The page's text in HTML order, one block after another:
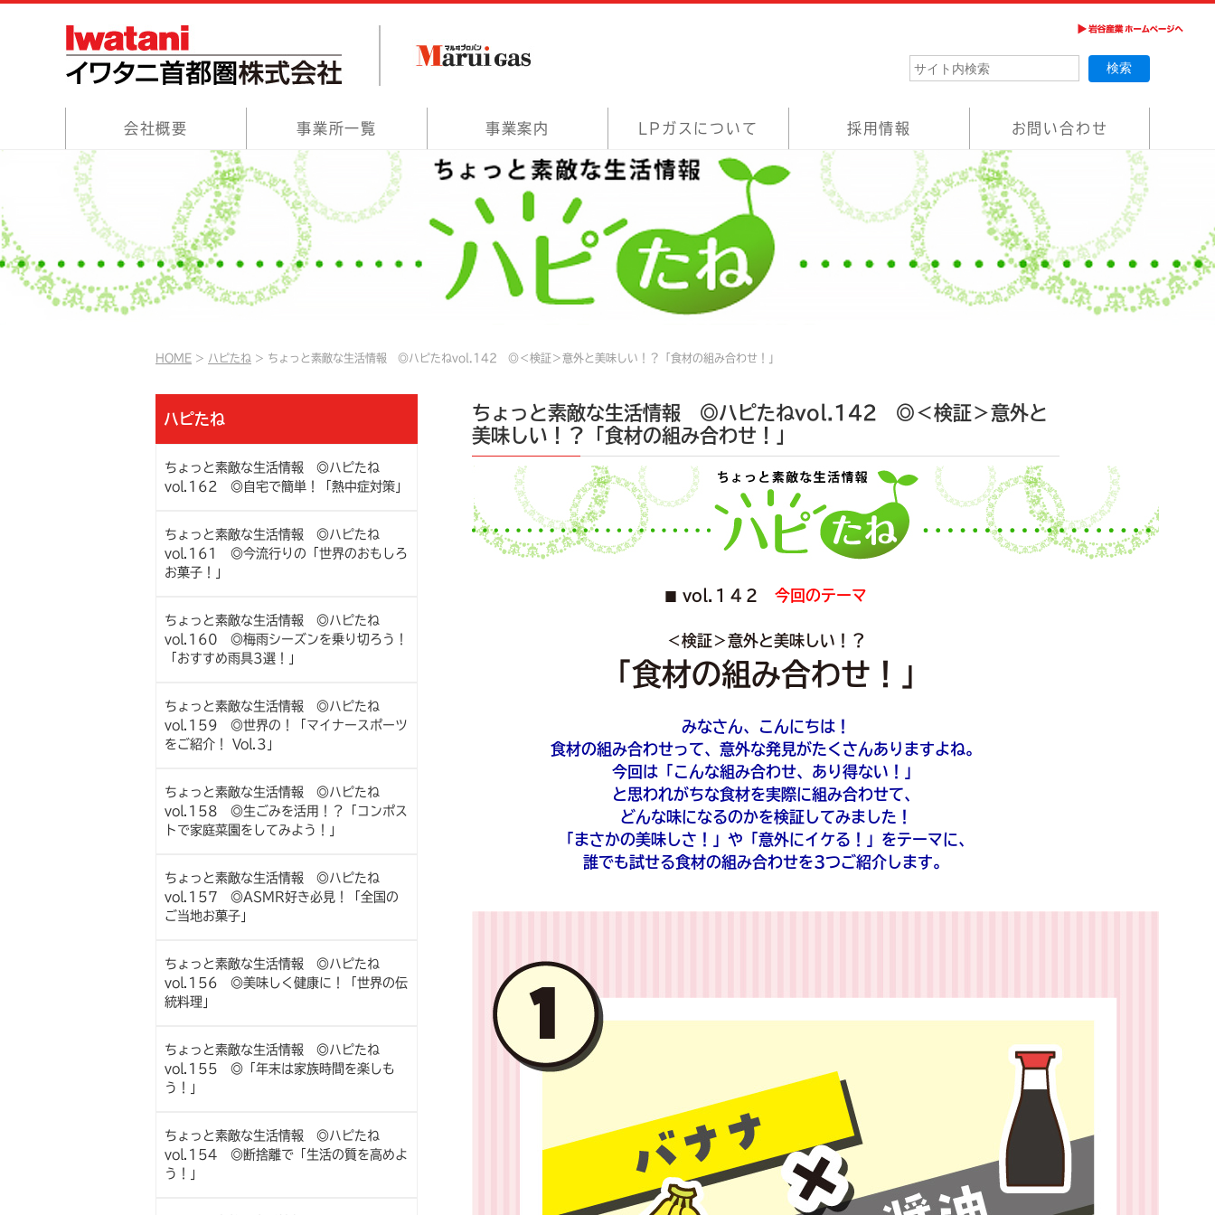
会社概要 事業所一覧 事業案内 LPガスについて 採用情報 お問い合わせ
HOME ハピたね ちょっと素敵な生活情報 ◎ハピたねvol.142 ◎＜検証＞意外と美味しい！？「食材の組み合わせ！」
ハピたね
ちょっと素敵な生活情報 ◎ハピたね
vol.162 ◎自宅で簡単！「熱中症対策」
ちょっと素敵な生活情報 ◎ハピたね
vol.161 ◎今流行りの「世界のおもしろ
お菓子！」
ちょっと素敵な生活情報 ◎ハピたね
vol.160 ◎梅雨シーズンを乗り切ろう！
「おすすめ雨具3選！」
ちょっと素敵な生活情報 ◎ハピたね
vol.159 ◎世界の！「マイナースポーツ
をご紹介！ Vol.3」
ちょっと素敵な生活情報 ◎ハピたね
vol.158 ◎生ごみを活用！？「コンポス
トで家庭菜園をしてみよう！」
ちょっと素敵な生活情報 ◎ハピたね
vol.157 ◎ASMR好き必見！「全国の
ご当地お菓子」
ちょっと素敵な生活情報 ◎ハピたね
vol.156 ◎美味しく健康に！「世界の伝
統料理」
ちょっと素敵な生活情報 ◎ハピたね
vol.155 ◎「年末は家族時間を楽しも
う！」
ちょっと素敵な生活情報 ◎ハピたね
vol.154 ◎断捨離で「生活の質を高めよ
う！」
ちょっと素敵な生活情報 ◎ハピたねvol.142 ◎＜検証＞意外と
美味しい！？「食材の組み合わせ！」
vol.１４２ 今回のテーマ
＜検証＞意外と美味しい！？
「食材の組み合わせ！」
みなさん、こんにちは！
食材の組み合わせって、意外な発見がたくさんありますよね。
今回は「こんな組み合わせ、あり得ない！」
と思われがちな食材を実際に組み合わせて、
どんな味になるのかを検証してみました！
「まさかの美味しさ！」や「意外にイケる！」をテーマに、
誰でも試せる食材の組み合わせを3つご紹介します。